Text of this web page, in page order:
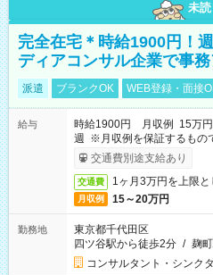
未読
完全在宅＊時給1900円！
ディアコンサル企業で事
派遣 ブランクOK WEB登録・面接
給与
時給1900円 月収例 15万
週 ※月収例を保証するもの
ービス利用可（利用条件有）
交通費別途支給あり
交通費 1ヶ月3万円を上限
月収例 15～20万円
勤務地
東京都千代田区
四ツ谷駅から徒歩2分 / 麹
コンサルタント・シンク